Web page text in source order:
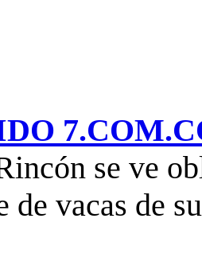
se ve
de vacas de